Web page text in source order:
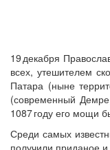
19 декабря
всех, утешителем
Патара (ныне
(современный
1087 году его мощи
Среди самых